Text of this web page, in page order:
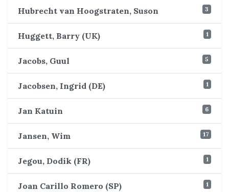
Hubrecht van Hoogstraten, Suson 3
Huggett, Barry (UK) 1
Jacobs, Guul 5
Jacobsen, Ingrid (DE) 1
Jan Katuin 6
Jansen, Wim 17
Jegou, Dodik (FR) 1
Joan Carillo Romero (SP) 1